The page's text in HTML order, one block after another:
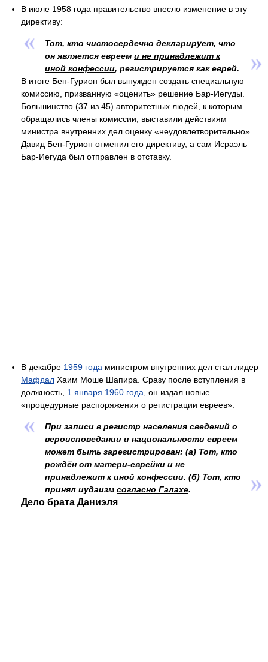
В июле 1958 года правительство внесло изменение в эту
директиву:
Тот, кто чистосердечно декларирует, что
он является евреем и не принадлежит к
иной конфессии, регистрируется как еврей.
В итоге Бен-Гурион был вынужден создать специальную
комиссию, призванную «оценить» решение Бар-Иегуды.
Большинство (37 из 45) авторитетных людей, к которым
обращались члены комиссии, выставили действиям
министра внутренних дел оценку «неудовлетворительно».
Давид Бен-Гурион отменил его директиву, а сам Исраэль
Бар-Иегуда был отправлен в отставку.
В декабре 1959 года министром внутренних дел стал лидер
Мафдал Хаим Моше Шапира. Сразу после вступления в
должность, 1 января 1960 года , он издал новые
«процедурные распоряжения о регистрации евреев»:
При записи в регистр населения сведений о
вероисповедании и национальности евреем
может быть зарегистрирован: (а) Тот, кто
рождён от матери-еврейки и не
принадлежит к иной конфессии. (б) Тот, кто
принял иудаизм согласно Галахе.
Дело брата Даниэля